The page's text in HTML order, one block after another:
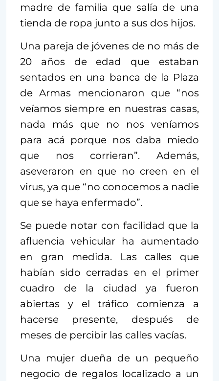
madre de familia que salía de una
tienda de ropa junto a sus dos hijos.
Una pareja de jóvenes de no más de
20 años de edad que estaban
sentados en una banca de la Plaza
de Armas mencionaron que “nos
veíamos siempre en nuestras casas,
nada más que no nos veníamos
para acá porque nos daba miedo
que nos corrieran”. Además,
aseveraron en que no creen en el
virus, ya que “no conocemos a nadie
que se haya enfermado”.
Se puede notar con facilidad que la
afluencia vehicular ha aumentado
en gran medida. Las calles que
habían sido cerradas en el primer
cuadro de la ciudad ya fueron
abiertas y el tráfico comienza a
hacerse presente, después de
meses de percibir las calles vacías.
Una mujer dueña de un pequeño
negocio de regalos localizado a un